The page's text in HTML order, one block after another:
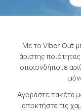
Με το Viber Out
άριστης
οποιονδήποτε
Αγοράστε πακέτα
αποκτήστε τις